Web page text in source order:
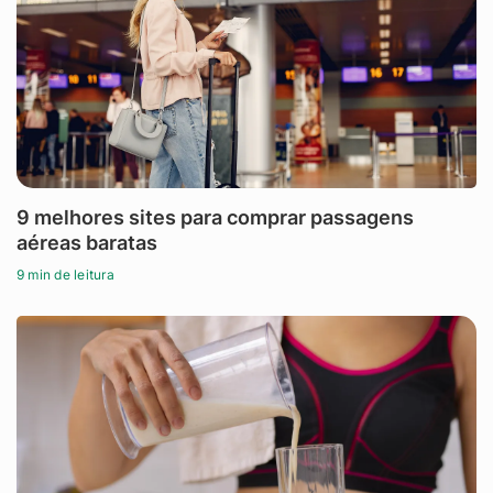
9 melhores sites para comprar passagens
aéreas baratas
9 min de leitura